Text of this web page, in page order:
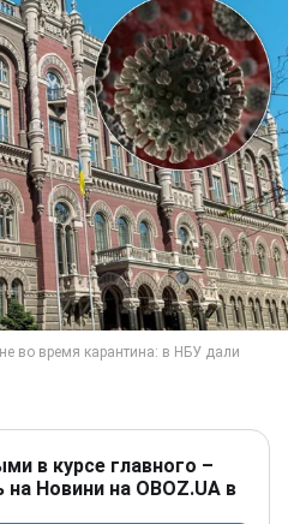
в курсе главного –
Новини на OBOZ.UA в